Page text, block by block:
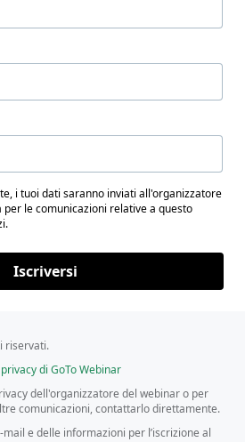
i tuoi dati saranno inviati all'organizzatore
le comunicazioni relative a questo
Iscriversi
riservati.
di GoTo Webinar
dell'organizzatore del webinar o per
comunicazioni, contattarlo direttamente.
e delle informazioni per l’iscrizione al